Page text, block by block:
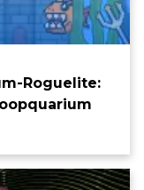
Roguelite: